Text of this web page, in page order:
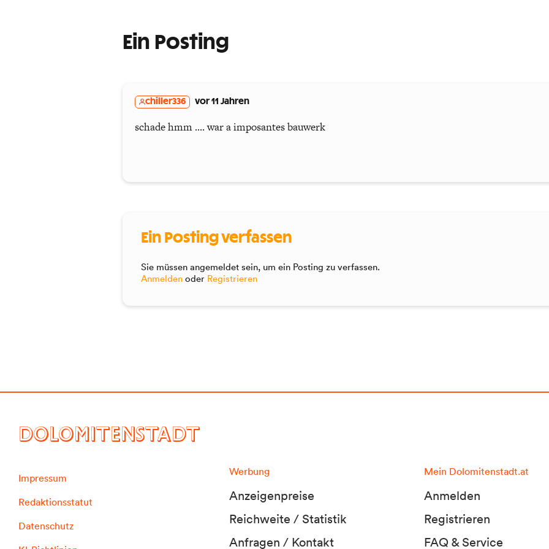
Ein Posting
chiller336 vor 11 Jahren
schade hmm .... war a imposantes bauwerk
Ein Posting verfassen
Sie müssen angemeldet sein, um ein Posting zu verfassen.
Anmelden oder Registrieren
DOLOMITENSTADT
Impressum
Redaktionsstatut
Datenschutz
Werbung
Anzeigenpreise
Reichweite / Statistik
Anfragen / Kontakt
Mein Dolomitenstadt.at
Anmelden
Registrieren
FAQ & Service